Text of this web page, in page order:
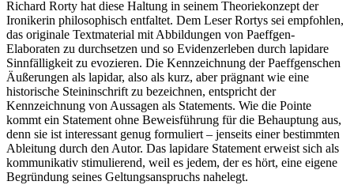
Richard Rorty hat diese Haltung in seinem Theoriekonzept der
Ironikerin philosophisch entfaltet. Dem Leser Rortys sei empfohlen,
das originale Textmaterial mit Abbildungen von Paeffgen-
Elaboraten zu durchsetzen und so Evidenzerleben durch lapidare
Sinnfälligkeit zu evozieren. Die Kennzeichnung der Paeffgenschen
Äußerungen als lapidar, also als kurz, aber prägnant wie eine
historische Steininschrift zu bezeichnen, entspricht der
Kennzeichnung von Aussagen als Statements. Wie die Pointe
kommt ein Statement ohne Beweisführung für die Behauptung aus,
denn sie ist interessant genug formuliert – jenseits einer bestimmten
Ableitung durch den Autor. Das lapidare Statement erweist sich als
kommunikativ stimulierend, weil es jedem, der es hört, eine eigene
Begründung seines Geltungsanspruchs nahelegt.